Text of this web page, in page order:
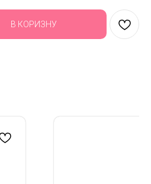
В КОРИЗНУ